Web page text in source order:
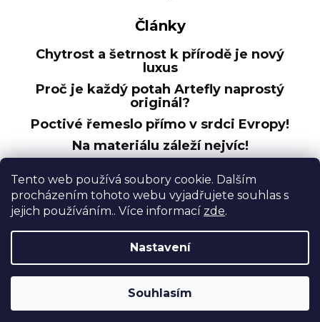
Tento web používá soubory cookie. Dalším
procházením tohoto webu vyjadřujete souhlas s
jejich používáním.. Více informací zde.
Nastavení
Souhlasím
Články
Chytrost a šetrnost k přírodě je nový
luxus
Proč je každý potah Artefly naprostý
originál?
Poctivé řemeslo přímo v srdci Evropy!
Na materiálu záleží nejvíc!
Nákupní košík
0KS /0 KČ
Vytvořil Shoptet
ARTEFLY. Všechna práva vyhrazena.
Upravit nastavení cookies